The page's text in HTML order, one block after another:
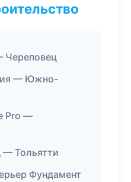
Череповец
— Южно-
Pro —
Тольятти
Фундамент